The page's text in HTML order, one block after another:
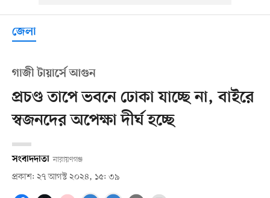
জেলা
গাজী টায়ার্সে আগুন
প্রচণ্ড তাপে ভবনে ঢোকা যাচ্ছে না, বাইরে
স্বজনদের অপেক্ষা দীর্ঘ হচ্ছে
সংবাদদাতা নারায়ণগঞ্জ
প্রকাশ: ২৭ আগস্ট ২০২৪, ১৫: ৩৯